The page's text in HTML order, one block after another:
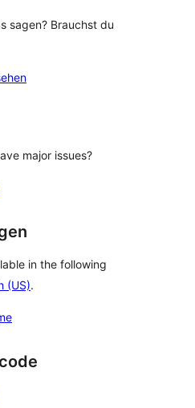
sagen? Brauchst du
major issues?
in the following
(US).